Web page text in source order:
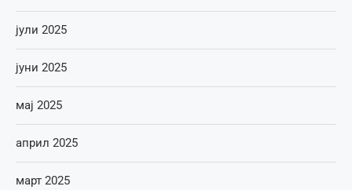
јули 2025
јуни 2025
мај 2025
април 2025
март 2025